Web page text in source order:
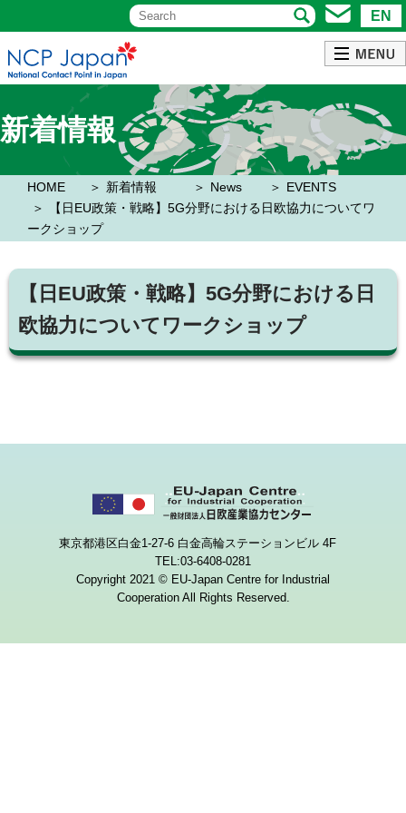
EN
新着情報
HOME 新着情報 News
EVENTS
【日EU政策・戦略】5G分野における日欧協力についてワ
ークショップ
【日EU政策・戦略】5G分野における日
欧協力についてワークショップ
東京都港区白金1-27-6 白金高輪ステーションビル 4F
TEL:03-6408-0281
Copyright 2021 © EU-Japan Centre for Industrial
Cooperation All Rights Reserved.